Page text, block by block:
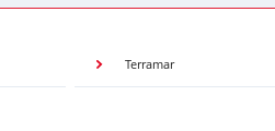
Terramar